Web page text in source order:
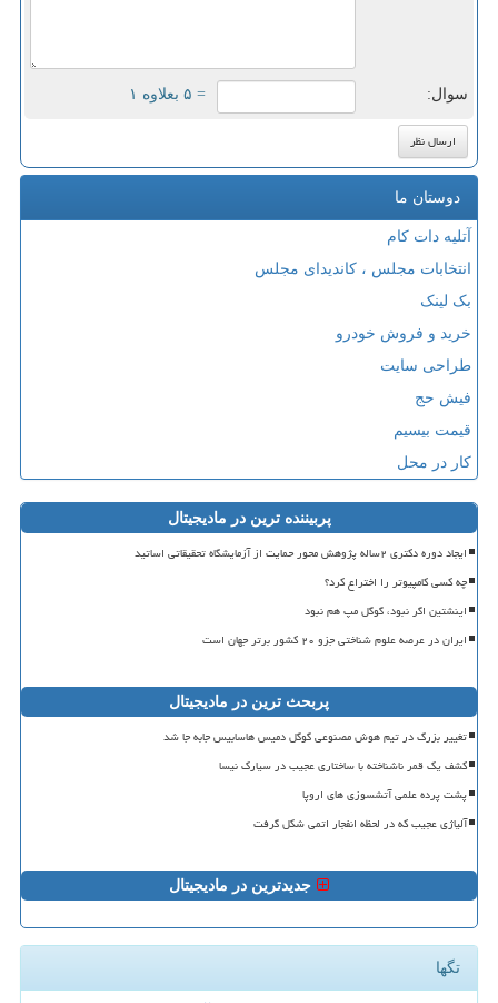
سوال: = ۵ بعلاوه ۱
دوستان ما
آتلیه دات کام
انتخابات مجلس ، کاندیدای مجلس
بک لینک
خرید و فروش خودرو
طراحی سایت
فیش حج
قیمت بیسیم
کار در محل
پربیننده ترین در مادیجیتال
ایجاد دوره دکتری ۲ساله پژوهش محور حمایت از آزمایشگاه تحقیقاتی اساتید
چه کسی کامپیوتر را اختراع کرد؟
اینشتین اگر نبود، گوگل مپ هم نبود
ایران در عرصه علوم شناختی جزو ۲۰ کشور برتر جهان است
پربحث ترین در مادیجیتال
تغییر بزرگ در تیم هوش مصنوعی گوگل دمیس هاسابیس جابه جا شد
کشف یک قمر ناشناخته با ساختاری عجیب در سیارک نیسا
پشت پرده علمی آتشسوزی های اروپا
آلیاژی عجیب که در لحظه انفجار اتمی شکل گرفت
جدیدترین در مادیجیتال
تگها